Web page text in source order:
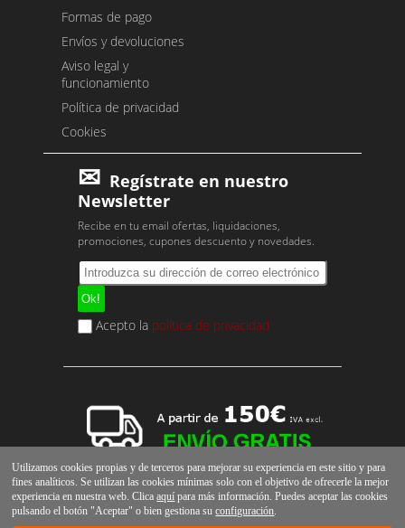
Formas de pago
Envíos y devoluciones
Aviso legal y
funcionamiento
Política de privacidad
Cookies
Regístrate en nuestro
Newsletter
Recibe en tu email ofertas, liquidaciones,
promociones, cupones descuento y novedades.
Acepto la política de privacidad
Utilizamos cookies propias y de terceros para mejorar su experiencia en este sitio y para
fines analíticos. Se utilizan las cookies mínimas solo con el objetivo de ofrecerle la mejor
experiencia en nuestra web. Clicaaquí para más información. Puedes aceptar las cookies
pulsando el botón "Aceptar" o bien gestiona suconfiguración.